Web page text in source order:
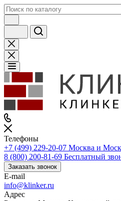
Телефоны
+7 (499) 229-20-07 Москва и
8 (800) 200-81-69 Бесплатный
Заказать звонок
E-mail
info@klinker.ru
Адрес